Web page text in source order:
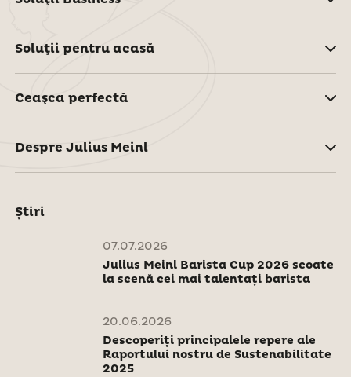
Soluţii pentru acasă
Ceaşca perfectă
Despre Julius Meinl
Știri
07.07.2026
Julius Meinl Barista Cup 2026 scoate
la scenă cei mai talentați barista
20.06.2026
Descoperiți principalele repere ale
Raportului nostru de Sustenabilitate
2025